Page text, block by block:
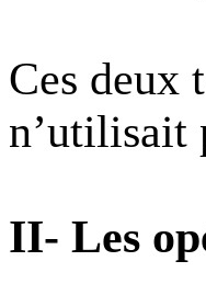
Ces deux
n’utilisait
II- Les